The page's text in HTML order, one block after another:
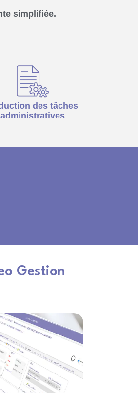
simplifiée.
des tâches
administratives
Gestion